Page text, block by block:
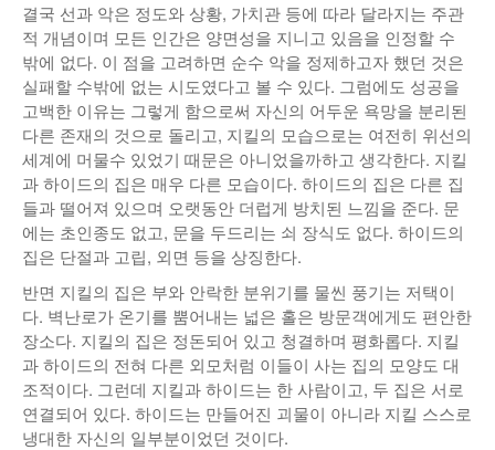
결국 선과 악은 정도와 상황, 가치관 등에 따라 달라지는 주관
적 개념이며 모든 인간은 양면성을 지니고 있음을 인정할 수
밖에 없다. 이 점을 고려하면 순수 악을 정제하고자 했던 것은
실패할 수밖에 없는 시도였다고 볼 수 있다. 그럼에도 성공을
고백한 이유는 그렇게 함으로써 자신의 어두운 욕망을 분리된
다른 존재의 것으로 돌리고, 지킬의 모습으로는 여전히 위선의
세계에 머물수 있었기 때문은 아니었을까하고 생각한다. 지킬
과 하이드의 집은 매우 다른 모습이다. 하이드의 집은 다른 집
들과 떨어져 있으며 오랫동안 더럽게 방치된 느낌을 준다. 문
에는 초인종도 없고, 문을 두드리는 쇠 장식도 없다. 하이드의
집은 단절과 고립, 외면 등을 상징한다.
반면 지킬의 집은 부와 안락한 분위기를 물씬 풍기는 저택이
다. 벽난로가 온기를 뿜어내는 넓은 홀은 방문객에게도 편안한
장소다. 지킬의 집은 정돈되어 있고 청결하며 평화롭다. 지킬
과 하이드의 전혀 다른 외모처럼 이들이 사는 집의 모양도 대
조적이다. 그런데 지킬과 하이드는 한 사람이고, 두 집은 서로
연결되어 있다. 하이드는 만들어진 괴물이 아니라 지킬 스스로
냉대한 자신의 일부분이었던 것이다.